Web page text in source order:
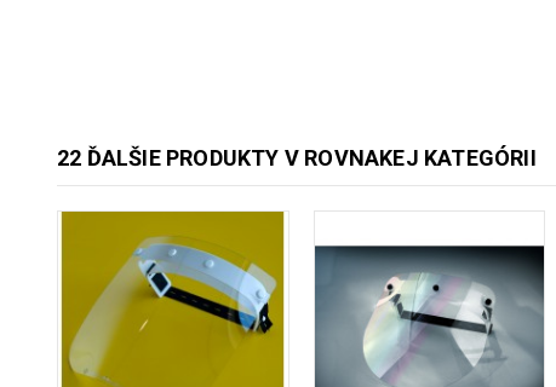
22 ĎALŠIE PRODUKTY V ROVNAKEJ KATEGÓRII